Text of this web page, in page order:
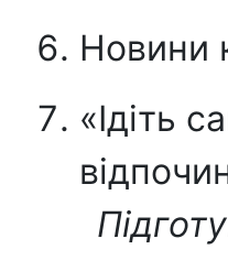
Новини
«Ідіть